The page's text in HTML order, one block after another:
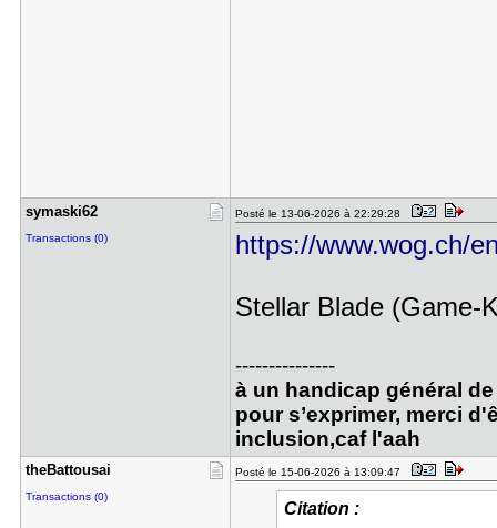
symaski62
Transactions (0)
Posté le 13-06-2026 à 22:29:28
https://www.wog.ch/
Stellar Blade (Game-
---------------
à un handicap général
pour s’exprimer, merci
inclusion,caf l'aah
theBattous​ai
Transactions (0)
Posté le 15-06-2026 à 13:09:47
Citation :